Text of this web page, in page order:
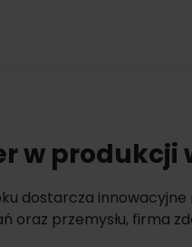
w
dostarcza
oraz przemysłu, firma